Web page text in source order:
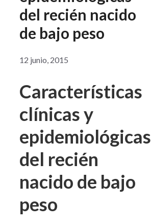
del recién nacido
de bajo peso
12 junio, 2015
Características
clínicas y
epidemiológicas
del recién
nacido de bajo
peso